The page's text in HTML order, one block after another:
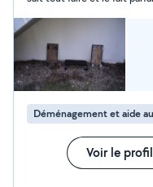
recommandons Stéphane!
Déménagement et aide
Voir le profil